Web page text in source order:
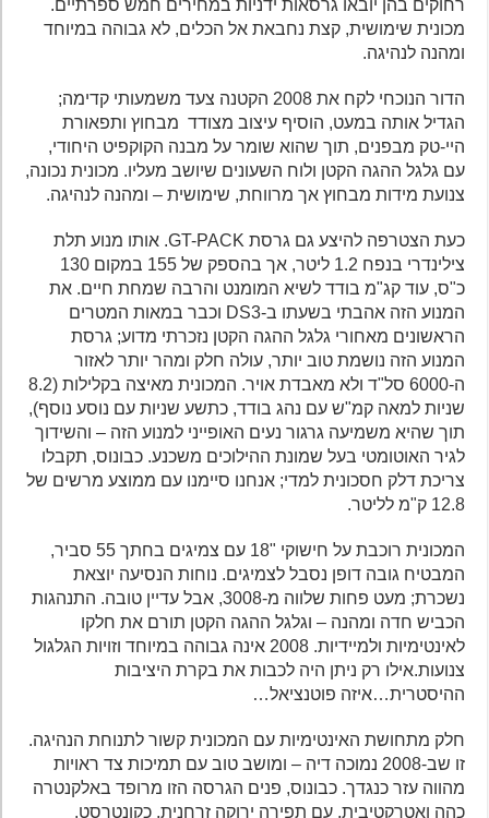
רחוקים בהן יובאו גרסאות ידניות במחירים חמש ספרתיים.
מכונית שימושית, קצת נחבאת אל הכלים, לא גבוהה במיוחד
ומהנה לנהיגה.
הדור הנוכחי לקח את 2008 הקטנה צעד משמעותי קדימה;
הגדיל אותה במעט, הוסיף עיצוב מצודד מבחוץ ותפאורת
היי-טק מבפנים, תוך שהוא שומר על מבנה הקוקפיט היחודי,
עם גלגל ההגה הקטן ולוח השעונים שיושב מעליו. מכונית נכונה,
צנועת מידות מבחוץ אך מרווחת, שימושית – ומהנה לנהיגה.
כעת הצטרפה להיצע גם גרסת GT-PACK. אותו מנוע תלת
צילינדרי בנפח 1.2 ליטר, אך בהספק של 155 במקום 130
כ"ס, עוד קג"מ בודד לשיא המומנט והרבה שמחת חיים. את
המנוע הזה אהבתי בשעתו ב-DS3 וכבר במאות המטרים
הראשונים מאחורי גלגל ההגה הקטן נזכרתי מדוע; גרסת
המנוע הזה נושמת טוב יותר, עולה חלק ומהר יותר לאזור
ה-6000 סל"ד ולא מאבדת אויר. המכונית מאיצה בקלילות (8.2
שניות למאה קמ"ש עם נהג בודד, כתשע שניות עם נוסע נוסף),
תוך שהיא משמיעה גרגור נעים האופייני למנוע הזה – והשידוך
לגיר האוטומטי בעל שמונת ההילוכים משכנע. כבונוס, תקבלו
צריכת דלק חסכונית למדי; אנחנו סיימנו עם ממוצע מרשים של
12.8 ק"מ לליטר.
המכונית רוכבת על חישוקי "18 עם צמיגים בחתך 55 סביר,
המבטיח גובה דופן נסבל לצמיגים. נוחות הנסיעה יוצאת
נשכרת; מעט פחות שלווה מ-3008, אבל עדיין טובה. התנהגות
הכביש חדה ומהנה – וגלגל ההגה הקטן תורם את חלקו
לאינטימיות ולמיידיות. 2008 אינה גבוהה במיוחד וזויות הגלגול
צנועות.אילו רק ניתן היה לכבות את בקרת היציבות
ההיסטרית…איזה פוטנציאל…
חלק מתחושת האינטימיות עם המכונית קשור לתנוחת הנהיגה.
זו שב-2008 נמוכה דיה – ומושב טוב עם תמיכות צד ראויות
מהווה עזר כנגדך. כבונוס, פנים הגרסה הזו מרופד באלקנטרה
כהה ואטרקטיבית, עם תפירה ירוקה זרחנית, כקונטרסט.